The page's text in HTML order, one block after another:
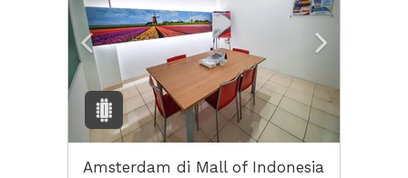
Amsterdam di Mall of Indonesia